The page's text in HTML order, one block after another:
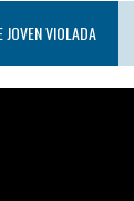
JOVEN VIOLADA